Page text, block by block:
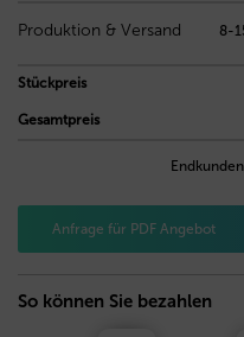
Produktion & Versand 8-
Stückpreis
Gesamtpreis
Anfrage für PDF Angebot
So können Sie bezahlen